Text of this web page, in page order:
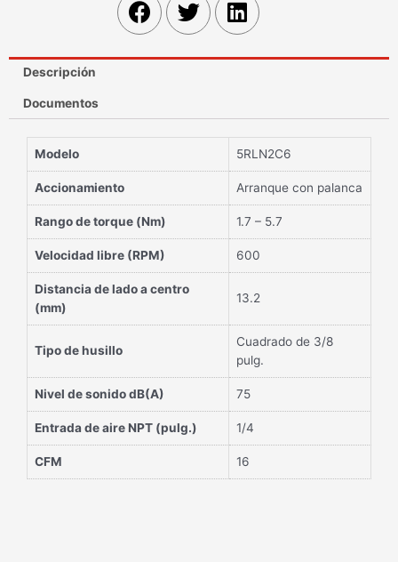
Descripción
Documentos
Modelo 5RLN2C6
Accionamiento Arranque con palanca
Rango de torque (Nm) 1.7 – 5.7
Velocidad libre (RPM) 600
Distancia de lado a centro
(mm)
13.2
Tipo de husillo
Cuadrado de 3/8
pulg.
Nivel de sonido dB(A) 75
Entrada de aire NPT (pulg.) 1/4
CFM 16